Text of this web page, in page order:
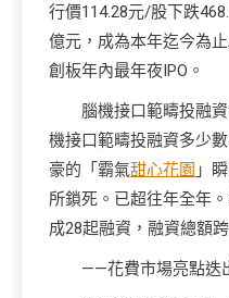
行價114.28元/股下跌
億元，成為本年迄今為
創板年內最年夜IPO。
腦機接口範疇投融
機接口範疇投融資多少
豪的「霸氣甜心花園 」
所鎖死。已超往年全年
成28起融資，融資總額
——花費市場亮點迭